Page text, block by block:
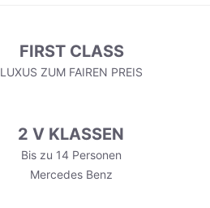
FIRST CLASS
LUXUS ZUM FAIREN PREIS
2 V KLASSEN
Bis zu 14 Personen
Mercedes Benz